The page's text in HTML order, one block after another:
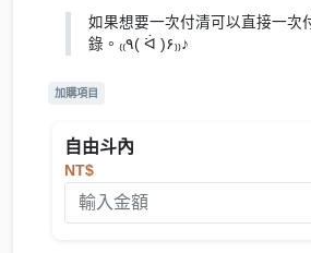
如果想要一次付清可以直接一次
錄。₍₍٩( ᐛ )۶₎₎♪
加購項目
自由斗內
NT$